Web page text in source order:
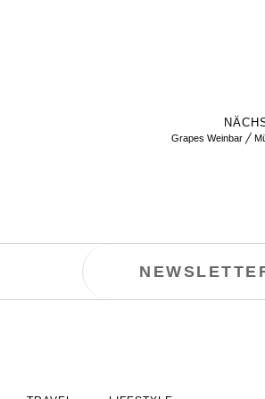
Grapes Weinbar ╱